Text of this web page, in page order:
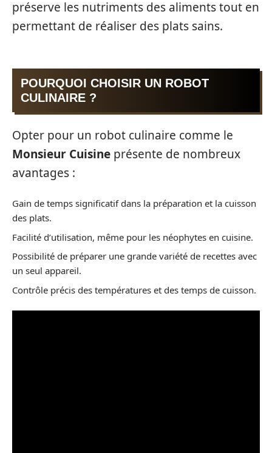
préserve les nutriments des aliments tout en
permettant de réaliser des plats sains.
POURQUOI CHOISIR UN ROBOT
CULINAIRE ?
Opter pour un robot culinaire comme le
Monsieur Cuisine présente de nombreux
avantages :
Gain de temps significatif dans la préparation et la cuisson
des plats.
Facilité d’utilisation, même pour les néophytes en cuisine.
Possibilité de préparer une grande variété de recettes avec
un seul appareil.
Contrôle précis des températures et des temps de cuisson.